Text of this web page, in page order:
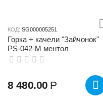
КОД: SG000005251
Горка + качели "Зайчонок"
PS-042-М ментол
8 480.00 Р